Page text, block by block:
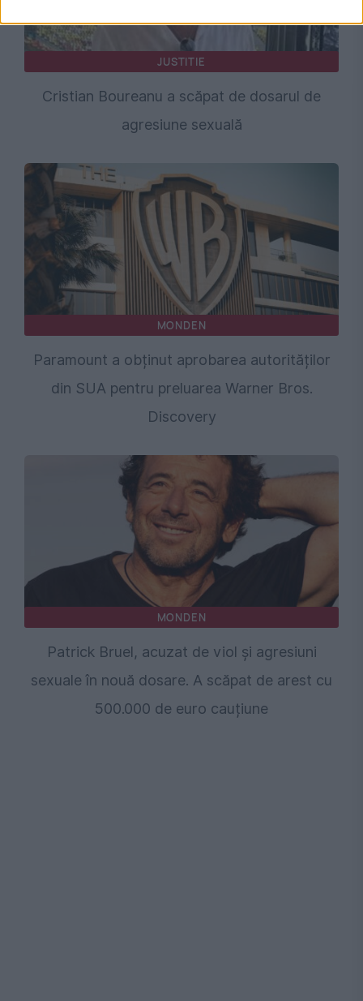
JUSTITIE
Cristian Boureanu a scăpat de dosarul de
agresiune sexuală
MONDEN
Paramount a obținut aprobarea autorităților
din SUA pentru preluarea Warner Bros.
Discovery
MONDEN
Patrick Bruel, acuzat de viol și agresiuni
sexuale în nouă dosare. A scăpat de arest cu
500.000 de euro cauțiune